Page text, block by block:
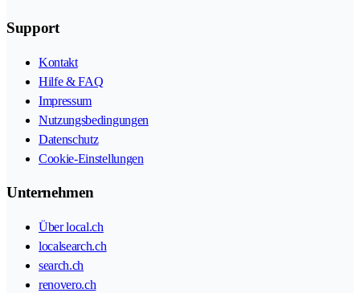
Support
Kontakt
Hilfe & FAQ
Impressum
Nutzungsbedingungen
Datenschutz
Cookie-Einstellungen
Unternehmen
Über local.ch
localsearch.ch
search.ch
renovero.ch